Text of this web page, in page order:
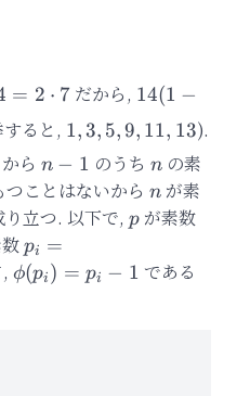
=
= 2 ⋅ 7 だから, 14(1-
\dfrac{1}
{2})(1-
\dfrac{1}
{7}) = 6
14(1 −
ると, 1,3,5,9,11,13
1,3, 5,9, 11, 13).
から n-
1
n − 1 のうち n
nの素
ことはないから n
n が素
り立つ. 以下で,p
p が素数
pi =
,\phi(p_i)=p_i
ϕ(pi ) = pi − 1 である